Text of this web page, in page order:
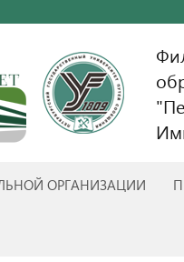
ОРГАНИЗАЦИИ